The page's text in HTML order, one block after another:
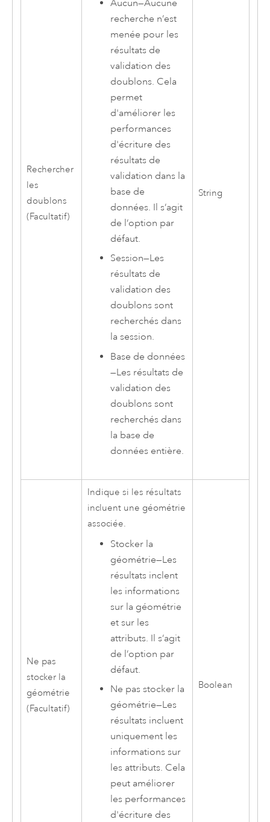
Rechercher
les
doublons
(Facultatif)
Aucun—Aucune
recherche n’est
menée pour les
résultats de
validation des
doublons. Cela
permet
d'améliorer les
performances
d'écriture des
résultats de
validation dans la
base de
données. Il s’agit
de l’option par
défaut.
Session—Les
résultats de
validation des
doublons sont
recherchés dans
la session.
Base de données
—Les résultats de
validation des
doublons sont
recherchés dans
la base de
données entière.
String
Ne pas
stocker la
géométrie
(Facultatif)
Indique si les résultats
incluent une géométrie
associée.
Stocker la
géométrie—Les
résultats inclent
les informations
sur la géométrie
et sur les
attributs. Il s’agit
de l’option par
défaut.
Ne pas stocker la
géométrie—Les
résultats incluent
uniquement les
informations sur
les attributs. Cela
peut améliorer
les performances
d'écriture des
Boolean